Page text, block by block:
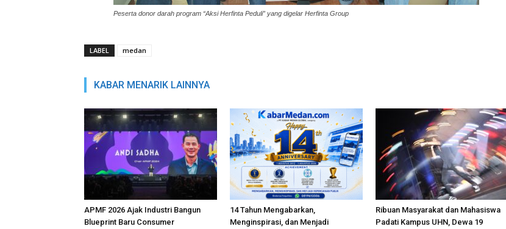
Peserta donor darah program “Aksi Herfinta Peduli” yang digelar Herfinta Group
LABEL medan
KABAR MENARIK LAINNYA
APMF 2026 Ajak Industri Bangun
Blueprint Baru Consumer
14 Tahun Mengabarkan,
Menginspirasi, dan Menjadi
Ribuan Masyarakat dan Mahasiswa
Padati Kampus UHN, Dewa 19